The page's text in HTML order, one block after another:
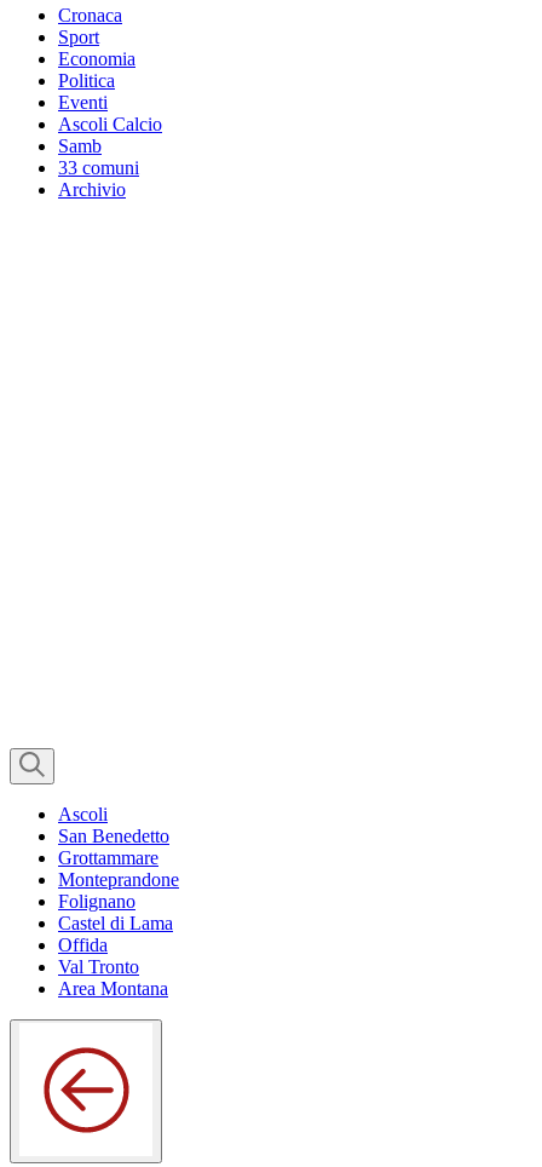
Cronaca
Sport
Economia
Politica
Eventi
Ascoli Calcio
Samb
33 comuni
Archivio
Ascoli
San Benedetto
Grottammare
Monteprandone
Folignano
Castel di Lama
Offida
Val Tronto
Area Montana